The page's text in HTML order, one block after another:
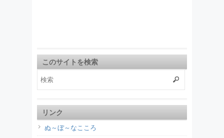
このサイトを検索
リンク
ぬ～ぼ～なこころ